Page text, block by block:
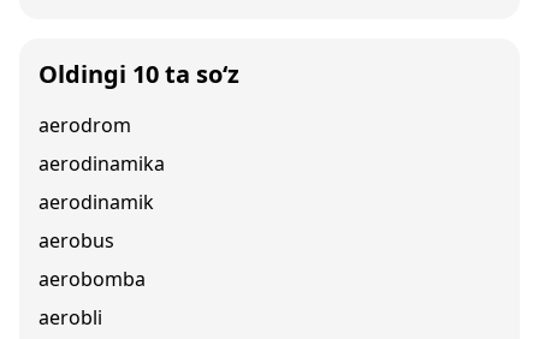
Oldingi 10 ta so‘z
aerodrom
aerodinamika
aerodinamik
aerobus
aerobomba
aerobli